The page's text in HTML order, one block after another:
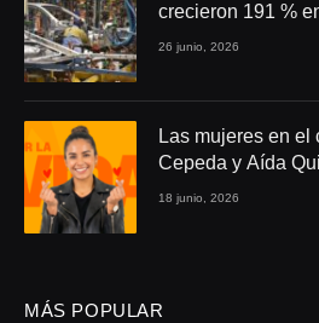
crecieron 191 %
meses de 2026
26 junio, 2026
Las mujeres en el
Cepeda y Aída
Colombia
18 junio, 2026
MÁS POPULAR